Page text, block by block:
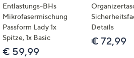
Entlastungs-BHs
Mikrofasermischung
Passform Lady 1x
Spitze, 1x Basic
€ 59,99
Details
€ 72,99